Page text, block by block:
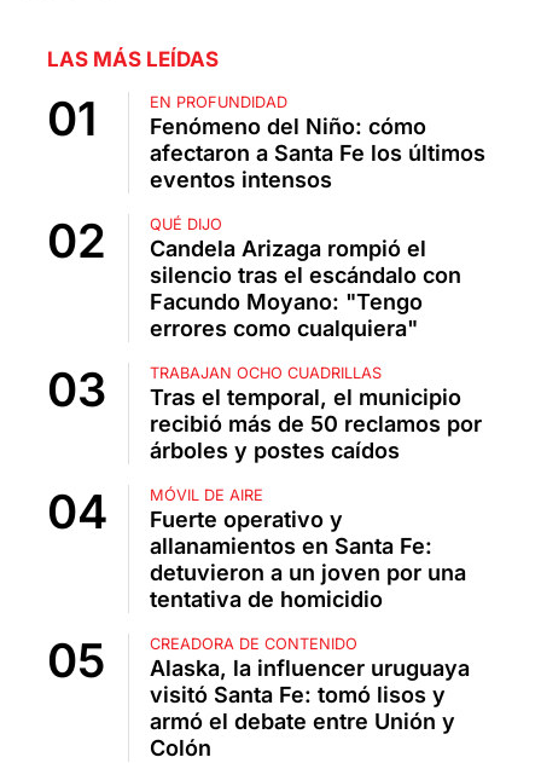
LAS MÁS LEÍDAS
EN PROFUNDIDAD
Fenómeno del Niño: cómo
afectaron a Santa Fe los últimos
eventos intensos
QUÉ DIJO
Candela Arizaga rompió el
silencio tras el escándalo con
Facundo Moyano: "Tengo
errores como cualquiera"
TRABAJAN OCHO CUADRILLAS
Tras el temporal, el municipio
recibió más de 50 reclamos por
árboles y postes caídos
MÓVIL DE AIRE
Fuerte operativo y
allanamientos en Santa Fe:
detuvieron a un joven por una
tentativa de homicidio
CREADORA DE CONTENIDO
Alaska, la influencer uruguaya
visitó Santa Fe: tomó lisos y
armó el debate entre Unión y
Colón